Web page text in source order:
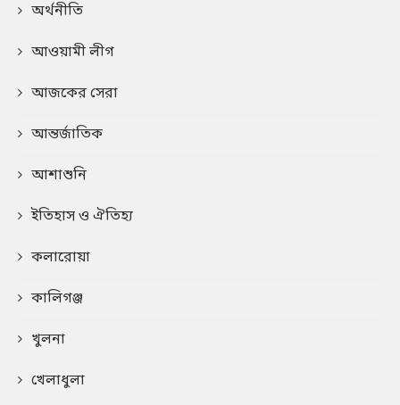
অর্থনীতি
আওয়ামী লীগ
আজকের সেরা
আন্তর্জাতিক
আশাশুনি
ইতিহাস ও ঐতিহ্য
কলারোয়া
কালিগঞ্জ
খুলনা
খেলাধুলা